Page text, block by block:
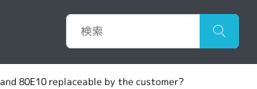
80E10 replaceable by the customer?